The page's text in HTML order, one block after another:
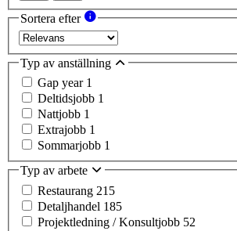
Sortera efter
Typ av anställning
Gap year 1
Deltidsjobb 1
Nattjobb 1
Extrajobb 1
Sommarjobb 1
Typ av arbete
Restaurang 215
Detaljhandel 185
Projektledning / Konsultjobb 52